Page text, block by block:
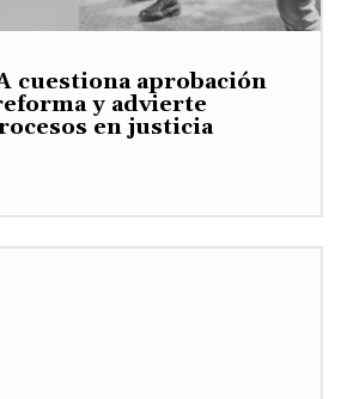
cuestiona aprobación
y advierte
en justicia